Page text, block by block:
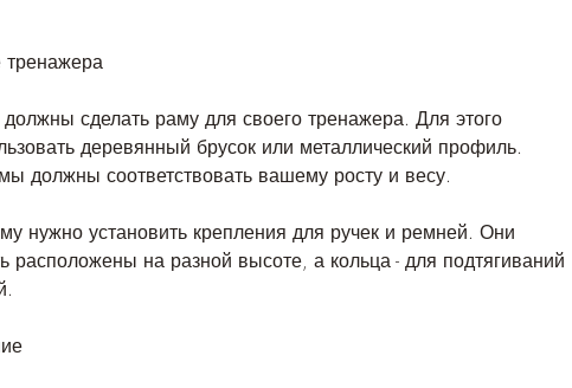
сделать раму для своего тренажера. Для этого
деревянный брусок или металлический профиль.
должны соответствовать вашему росту и весу.
нужно установить крепления для ручек и ремней. Они
расположены на разной высоте, а кольца - для подтягиваний